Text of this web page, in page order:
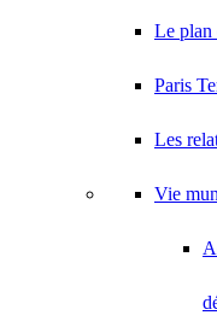
Le plan
Paris
Les
Vie